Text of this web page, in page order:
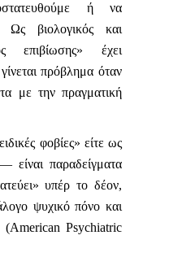
ή να
Ως βιολογικός και
επιβίωσης» έχει
πρόβλημα όταν
με την πραγματική
φοβίες» είτε ως
είναι παραδείγματα
υπέρ το δέον,
ψυχικό πόνο και
(American Psychiatric